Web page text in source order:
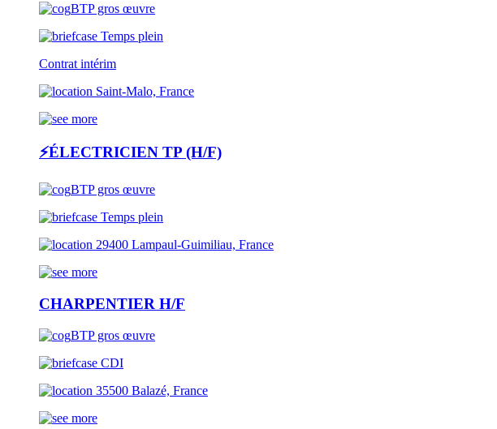
BTP gros œuvre
Temps plein
Contrat intérim
Saint-Malo, France
⚡ÉLECTRICIEN TP (H/F)
BTP gros œuvre
Temps plein
29400 Lampaul-Guimiliau, France
CHARPENTIER H/F
BTP gros œuvre
CDI
35500 Balazé, France